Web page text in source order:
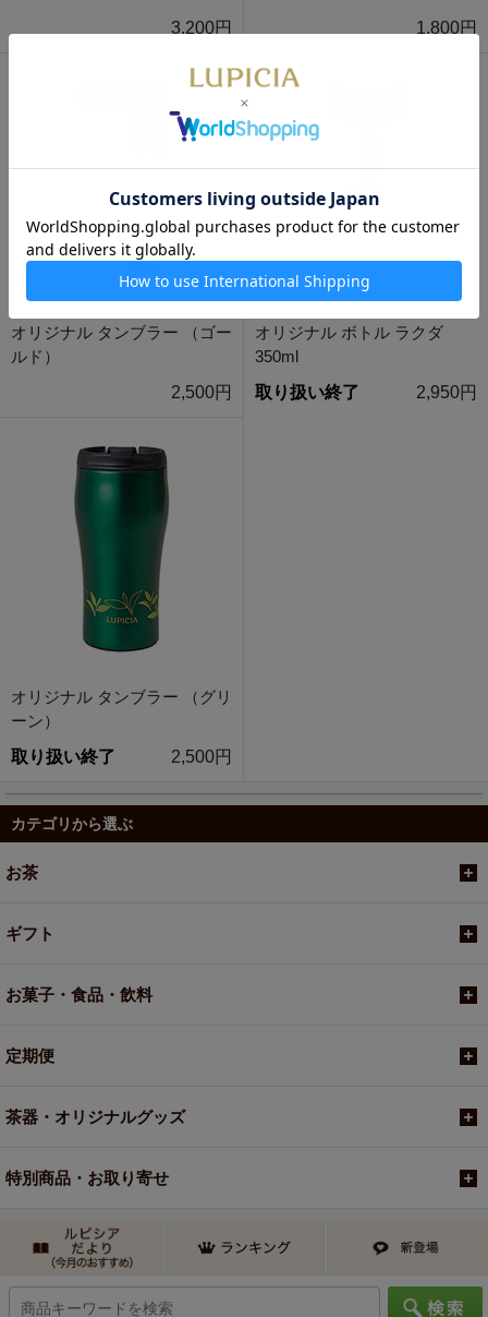
3,200円
1,800円
オリジナル タンブラー （ゴー
ルド）
2,500円
オリジナル ボトル ラクダ
350ml
取り扱い終了
2,950円
オリジナル タンブラー （グリ
ーン）
取り扱い終了
2,500円
カテゴリから選ぶ
お茶
ギフト
お菓子・食品・飲料
定期便
茶器・オリジナルグッズ
特別商品・お取り寄せ